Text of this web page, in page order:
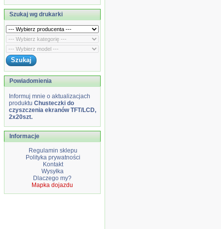
Szukaj wg drukarki
Powiadomienia
Informuj mnie o aktualizacjach
produktu Chusteczki do
czyszczenia ekranów TFT/LCD,
2x20szt.
Informacje
Regulamin sklepu
Polityka prywatności
Kontakt
Wysyłka
Dlaczego my?
Mapka dojazdu